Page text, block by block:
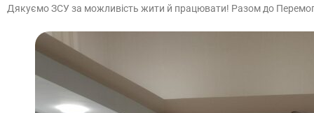
Дякуємо ЗСУ за можливість жити й працювати! Разом до